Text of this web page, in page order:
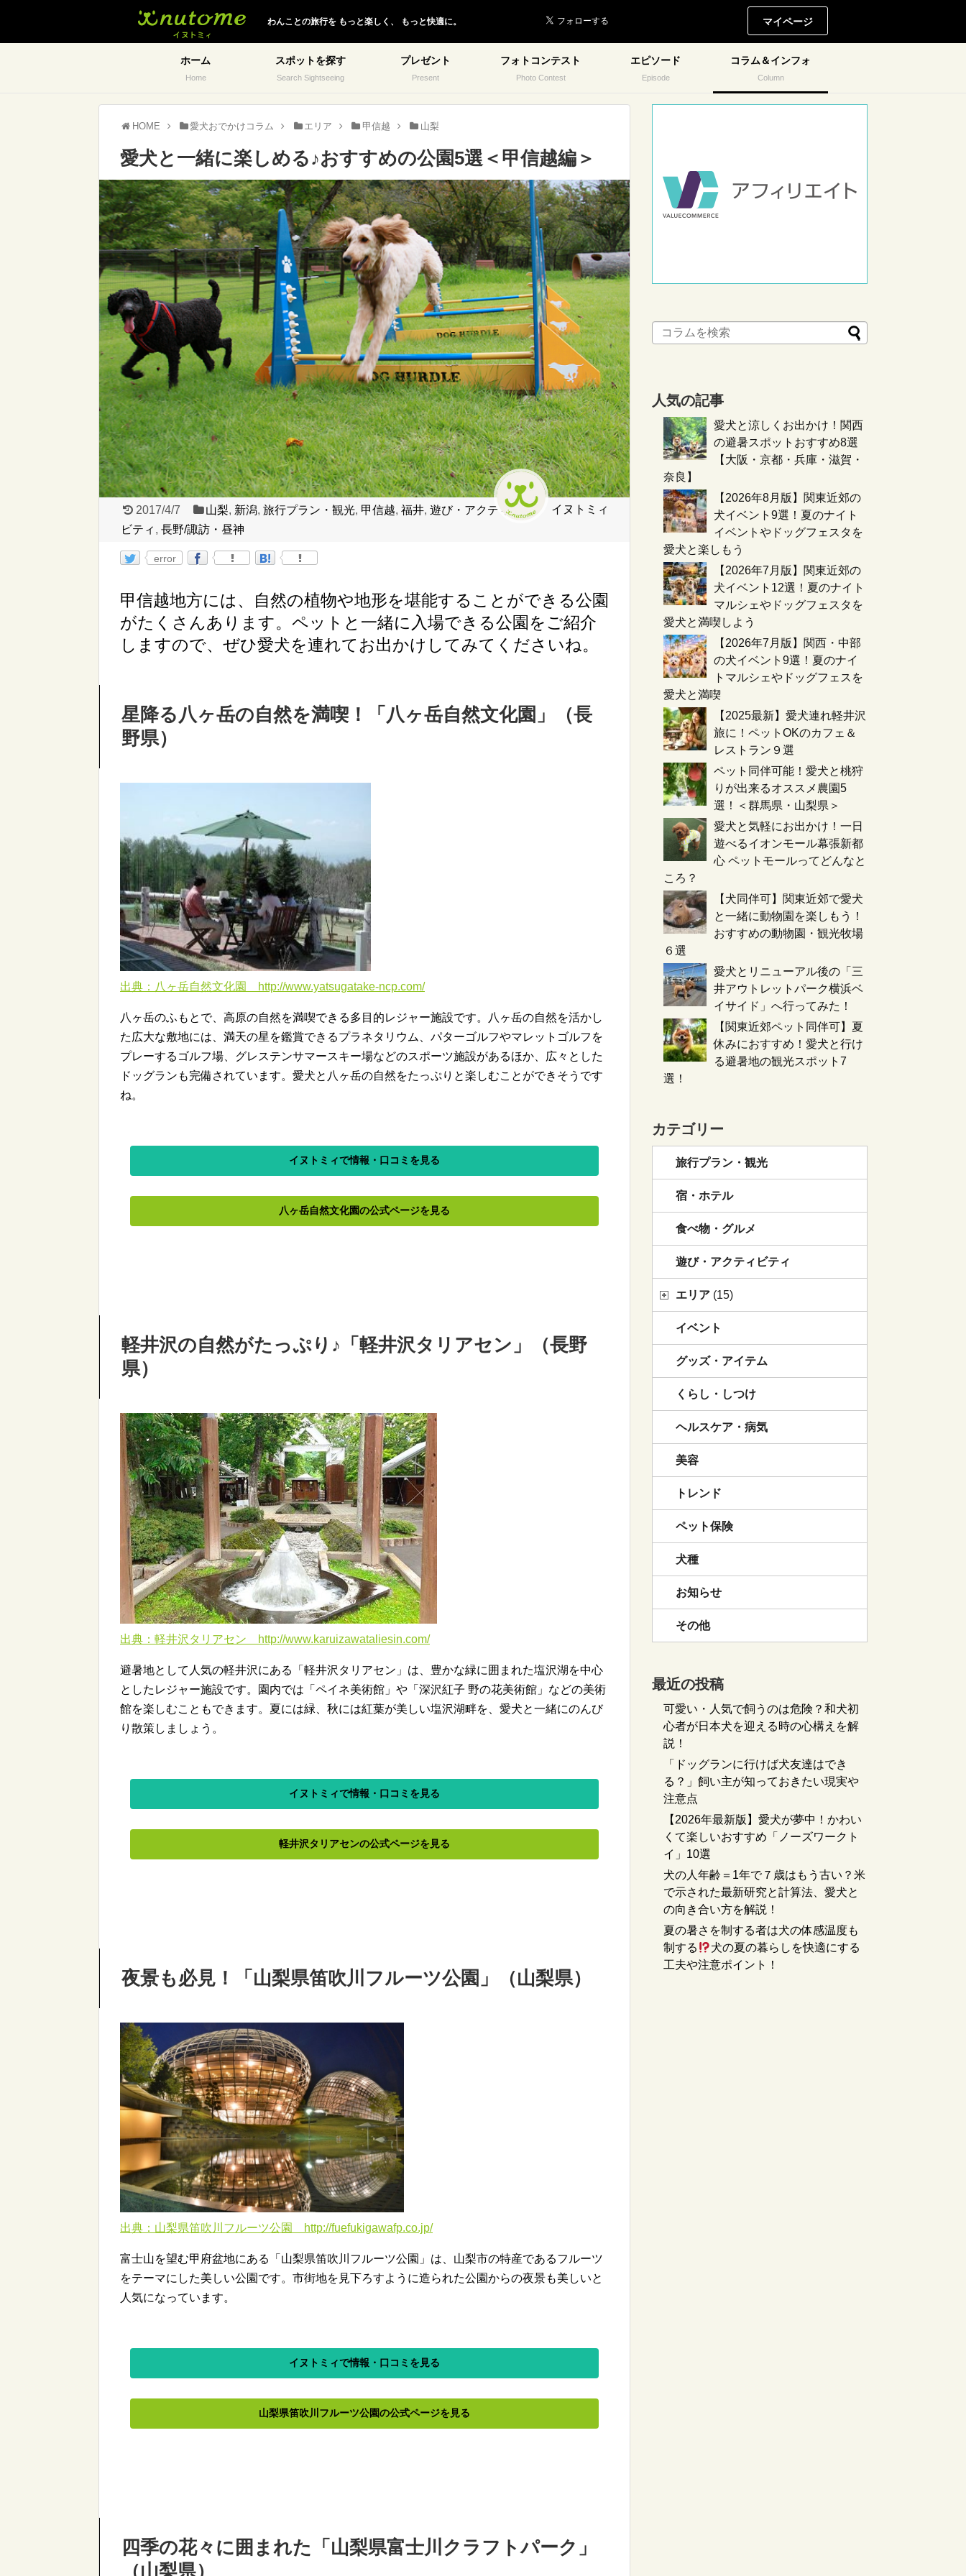
わんことの旅行を もっと楽しく、 もっと快適に。 マイページ
ホーム
Home
スポットを探す
Search Sightseeing
プレゼント
Present
フォトコンテスト
Photo Contest
エピソード
Episode
コラム＆インフォ
Column
HOME 愛犬おでかけコラム エリア 甲信越 山梨
愛犬と一緒に楽しめる♪おすすめの公園5選＜甲信越編＞
イヌトミィ
2017/4/7 山梨, 新潟,旅行プラン・観光, 甲信越,福井,遊び・アクティ
ビティ , 長野/諏訪・昼神
error
甲信越地方には、自然の植物や地形を堪能することができる公園
がたくさんあります。ペットと一緒に入場できる公園をご紹介
しますので、ぜひ愛犬を連れてお出かけしてみてくださいね。
星降る八ヶ岳の自然を満喫！「八ヶ岳自然文化園」（長
野県）
出典：八ヶ岳自然文化園 http://www.yatsugatake-ncp.com/
八ヶ岳のふもとで、高原の自然を満喫できる多目的レジャー施設です。八ヶ岳の自然を活かし
た広大な敷地には、満天の星を鑑賞できるプラネタリウム、パターゴルフやマレットゴルフを
プレーするゴルフ場、グレステンサマースキー場などのスポーツ施設があるほか、広々とした
ドッグランも完備されています。愛犬と八ヶ岳の自然をたっぷりと楽しむことができそうです
ね。
イヌトミィで情報・口コミを見る
八ヶ岳自然文化園の公式ページを見る
軽井沢の自然がたっぷり♪「軽井沢タリアセン」（長野
県）
出典：軽井沢タリアセン http://www.karuizawataliesin.com/
避暑地として人気の軽井沢にある「軽井沢タリアセン」は、豊かな緑に囲まれた塩沢湖を中心
としたレジャー施設です。園内では「ペイネ美術館」や「深沢紅子 野の花美術館」などの美術
館を楽しむこともできます。夏には緑、秋には紅葉が美しい塩沢湖畔を、愛犬と一緒にのんび
り散策しましょう。
イヌトミィで情報・口コミを見る
軽井沢タリアセンの公式ページを見る
夜景も必見！「山梨県笛吹川フルーツ公園」（山梨県）
出典：山梨県笛吹川フルーツ公園 http://fuefukigawafp.co.jp/
富士山を望む甲府盆地にある「山梨県笛吹川フルーツ公園」は、山梨市の特産であるフルーツ
をテーマにした美しい公園です。市街地を見下ろすように造られた公園からの夜景も美しいと
人気になっています。
イヌトミィで情報・口コミを見る
山梨県笛吹川フルーツ公園の公式ページを見る
四季の花々に囲まれた「山梨県富士川クラフトパーク」
（山梨県）
人気の記事
愛犬と涼しくお出かけ！関西
の避暑スポットおすすめ8選
【大阪・京都・兵庫・滋賀・
奈良】
【2026年8月版】関東近郊の
犬イベント9選！夏のナイト
イベントやドッグフェスタを
愛犬と楽しもう
【2026年7月版】関東近郊の
犬イベント12選！夏のナイト
マルシェやドッグフェスタを
愛犬と満喫しよう
【2026年7月版】関西・中部
の犬イベント9選！夏のナイ
トマルシェやドッグフェスを
愛犬と満喫
【2025最新】愛犬連れ軽井沢
旅に！ペットOKのカフェ＆
レストラン９選
ペット同伴可能！愛犬と桃狩
りが出来るオススメ農園5
選！＜群馬県・山梨県＞
愛犬と気軽にお出かけ！一日
遊べるイオンモール幕張新都
心 ペットモールってどんなと
ころ？
【犬同伴可】関東近郊で愛犬
と一緒に動物園を楽しもう！
おすすめの動物園・観光牧場
６選
愛犬とリニューアル後の「三
井アウトレットパーク横浜ベ
イサイド」へ行ってみた！
【関東近郊ペット同伴可】夏
休みにおすすめ！愛犬と行け
る避暑地の観光スポット7
選！
カテゴリー
旅行プラン・観光
宿・ホテル
食べ物・グルメ
遊び・アクティビティ
エリア (15)
イベント
グッズ・アイテム
くらし・しつけ
ヘルスケア・病気
美容
トレンド
ペット保険
犬種
お知らせ
その他
最近の投稿
可愛い・人気で飼うのは危険？和犬初
心者が日本犬を迎える時の心構えを解
説！
「ドッグランに行けば犬友達はでき
る？」飼い主が知っておきたい現実や
注意点
【2026年最新版】愛犬が夢中！かわい
くて楽しいおすすめ「ノーズワークト
イ」10選
犬の人年齢＝1年で７歳はもう古い？米
で示された最新研究と計算法、愛犬と
の向き合い方を解説！
夏の暑さを制する者は犬の体感温度も
制する
犬の夏の暮らしを快適にする
工夫や注意ポイント！